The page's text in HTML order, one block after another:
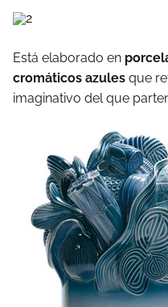
Está elaborado en
cromáticos azules que
imaginativo del que